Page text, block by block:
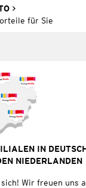
für Sie
IN
NIEDERLANDEN
Wir freuen uns